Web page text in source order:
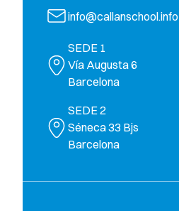
info@callanschool.info
SEDE 1
Vía Augusta 6
Barcelona
SEDE 2
Séneca 33 Bjs
Barcelona